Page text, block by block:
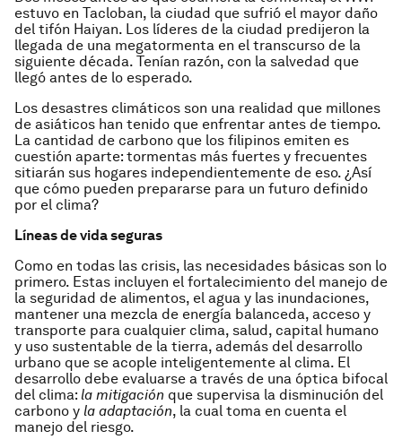
estuvo en Tacloban, la ciudad que sufrió el mayor daño
del tifón Haiyan. Los líderes de la ciudad predijeron la
llegada de una megatormenta en el transcurso de la
siguiente década. Tenían razón, con la salvedad que
llegó antes de lo esperado.
Los desastres climáticos son una realidad que millones
de asiáticos han tenido que enfrentar antes de tiempo.
La cantidad de carbono que los filipinos emiten es
cuestión aparte: tormentas más fuertes y frecuentes
sitiarán sus hogares independientemente de eso. ¿Así
que cómo pueden prepararse para un futuro definido
por el clima?
Líneas de vida seguras
Como en todas las crisis, las necesidades básicas son lo
primero. Estas incluyen el fortalecimiento del manejo de
la seguridad de alimentos, el agua y las inundaciones,
mantener una mezcla de energía balanceda, acceso y
transporte para cualquier clima, salud, capital humano
y uso sustentable de la tierra, además del desarrollo
urbano que se acople inteligentemente al clima. El
desarrollo debe evaluarse a través de una óptica bifocal
del clima: la mitigación que supervisa la disminución del
carbono y la adaptación, la cual toma en cuenta el
manejo del riesgo.